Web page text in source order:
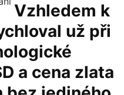
Vzhledem k
už při
a cena zlata